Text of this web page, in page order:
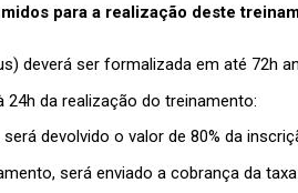
para a realização deste
deverá ser formalizada em até 72h
24h da realização do treinamento:
devolvido o valor de 80% da
será enviado a cobrança da